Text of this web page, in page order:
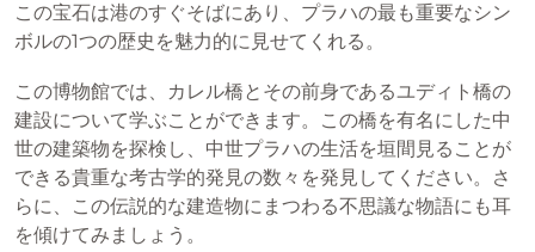
この宝石は港のすぐそばにあり、プラハの最も重要なシン
ボルの1つの歴史を魅力的に見せてくれる。
この博物館では、カレル橋とその前身であるユディト橋の
建設について学ぶことができます。この橋を有名にした中
世の建築物を探検し、中世プラハの生活を垣間見ることが
できる貴重な考古学的発見の数々を発見してください。さ
らに、この伝説的な建造物にまつわる不思議な物語にも耳
を傾けてみましょう。